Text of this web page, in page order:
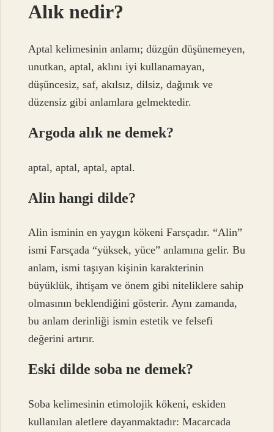
Alık nedir?
Aptal kelimesinin anlamı; düzgün düşünemeyen,
unutkan, aptal, aklını iyi kullanamayan,
düşüncesiz, saf, akılsız, dilsiz, dağınık ve
düzensiz gibi anlamlara gelmektedir.
Argoda alık ne demek?
aptal, aptal, aptal, aptal.
Alin hangi dilde?
Alin isminin en yaygın kökeni Farsçadır. “Alin”
ismi Farsçada “yüksek, yüce” anlamına gelir. Bu
anlam, ismi taşıyan kişinin karakterinin
büyüklük, ihtişam ve önem gibi niteliklere sahip
olmasının beklendiğini gösterir. Aynı zamanda,
bu anlam derinliği ismin estetik ve felsefi
değerini artırır.
Eski dilde soba ne demek?
Soba kelimesinin etimolojik kökeni, eskiden
kullanılan aletlere dayanmaktadır: Macarcada